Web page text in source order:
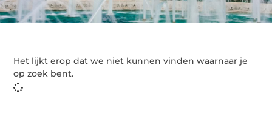
Het lijkt erop dat we niet kunnen vinden waarnaar je
op zoek bent.